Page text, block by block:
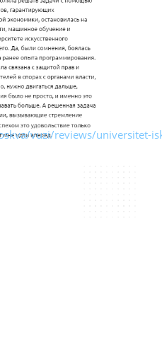
vuzi/reviews/universitet-